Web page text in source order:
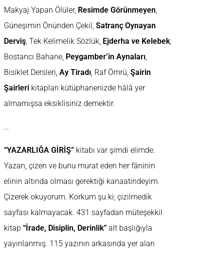
Makyaj Yapan Ölüler, Resimde Görünmeyen,
Güneşimin Önünden Çekil, Satranç Oynayan
Derviş, Tek Kelimelik Sözlük, Ejderha ve Kelebek,
Bostancı Bahane, Peygamber’in Aynaları,
Bisiklet Dersleri, Ay Tiradı, Raf Ömrü, Şairin
Şairleri kitapları kütüphanenizde hâlâ yer
almamışsa eksiklisiniz demektir.
…
“YAZARLIĞA GİRİŞ” kitabı var şimdi elimde.
Yazan, çizen ve bunu murat eden her fâninin
elinin altında olması gerektiği kanaatindeyim.
Çizerek okuyorum. Korkum şu ki; çizilmedik
sayfası kalmayacak. 431 sayfadan müteşekkil
kitap “İrade, Disiplin, Derinlik” alt başlığıyla
yayınlanmış. 115 yazının arkasında yer alan